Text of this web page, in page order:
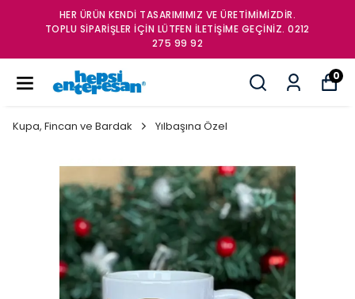
HER ÜRÜN KENDİ TASARIMIMIZ VE ÜRETİMİMİZDİR.
TOPLU SİPARİŞLER İÇİN LÜTFEN İLETİŞİME GEÇİNİZ. 0212
275 99 92
0
Kupa, Fincan ve Bardak Yılbaşına Özel